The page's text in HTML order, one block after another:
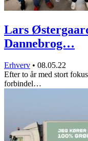
Lars
Dannebrog…
Erhverv • 08.05.22
Efter to år med stort
forbindel…